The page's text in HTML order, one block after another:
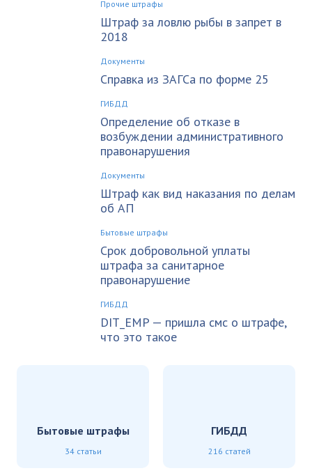
Прочие штрафы
Штраф за ловлю рыбы в запрет в
2018
Документы
Справка из ЗАГСа по форме 25
ГИБДД
Определение об отказе в
возбуждении административного
правонарушения
Документы
Штраф как вид наказания по делам
об АП
Бытовые штрафы
Срок добровольной уплаты
штрафа за санитарное
правонарушение
ГИБДД
DIT_EMP — пришла смс о штрафе,
что это такое
Бытовые штрафы
34 статьи
ГИБДД
216 статей